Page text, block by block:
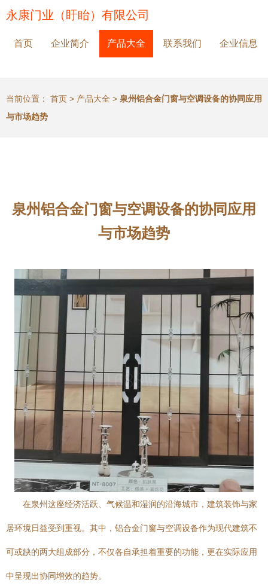
永康门业（盱眙）有限公司
首页 企业简介 产品大全 联系我们 企业信息
当前位置： 首页 > 产品大全 > 泉州铝合金门窗与空调设备的协同应用
与市场趋势
泉州铝合金门窗与空调设备的协同应用
与市场趋势
在泉州这座经济活跃、气候温和湿润的沿海城市，建筑装饰与家
居环境日益受到重视。其中，铝合金门窗与空调设备作为现代建筑不
可或缺的两大组成部分，不仅各自承担着重要的功能，更在实际应用
中呈现出协同增效的趋势。